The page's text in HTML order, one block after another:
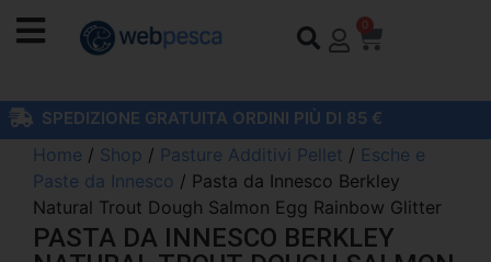
0
SPEDIZIONE GRATUITA ORDINI PIÙ DI 85 €
Home / Shop / Pasture Additivi Pellet / Esche e
Paste da Innesco / Pasta da Innesco Berkley
Natural Trout Dough Salmon Egg Rainbow Glitter
PASTA DA INNESCO BERKLEY